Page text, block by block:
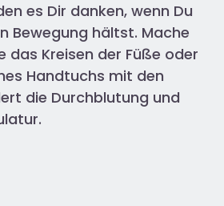
es Dir danken, wenn Du
Bewegung hältst. Mache
das Kreisen der Füße oder
Handtuchs mit den
die Durchblutung und